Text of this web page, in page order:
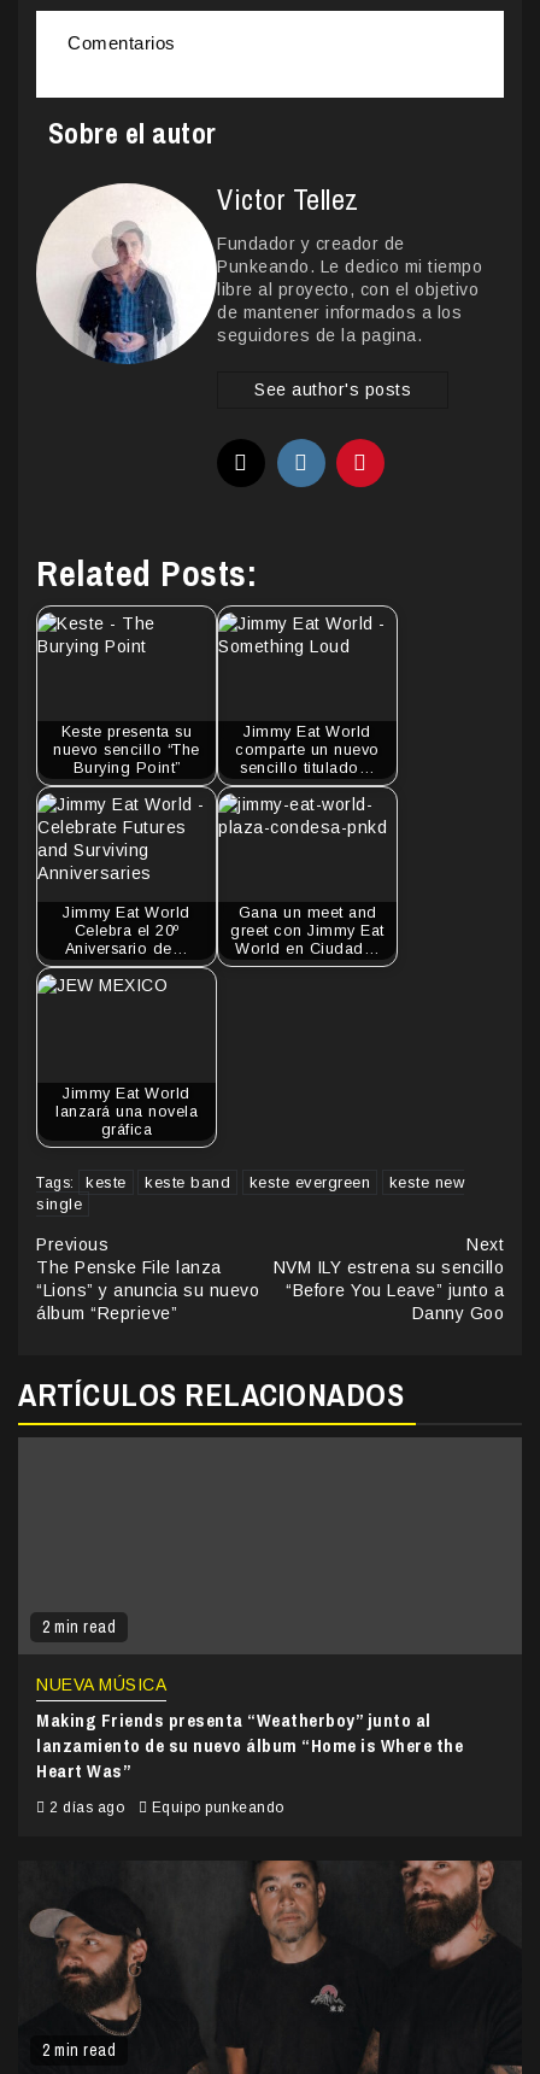
Comentarios
Sobre el autor
Victor Tellez
Fundador y creador de
Punkeando. Le dedico mi tiempo
libre al proyecto, con el objetivo
de mantener informados a los
seguidores de la pagina.
See author's posts
Related Posts:
Keste presenta su
nuevo sencillo “The
Burying Point”
Jimmy Eat World
comparte un nuevo
sencillo titulado…
Jimmy Eat World
Celebra el 20º
Aniversario de…
Gana un meet and
greet con Jimmy Eat
World en Ciudad…
Jimmy Eat World
lanzará una novela
gráfica
Tags: keste keste band keste evergreen
keste new
single
Continue
Reading
Previous
The Penske File lanza
“Lions” y anuncia su nuevo
álbum “Reprieve”
Next
NVM ILY estrena su sencillo
“Before You Leave” junto a
Danny Goo
ARTÍCULOS RELACIONADOS
2 min read
NUEVA MÚSICA
Making Friends presenta “Weatherboy” junto al
lanzamiento de su nuevo álbum “Home is Where the
Heart Was”
2 días ago Equipo punkeando
2 min read